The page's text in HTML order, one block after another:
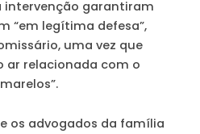
intervenção garantiram
“em legítima defesa”,
uma vez que
ar relacionada com o
os advogados da família